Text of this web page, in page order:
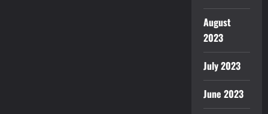
August
2023
July 2023
June 2023